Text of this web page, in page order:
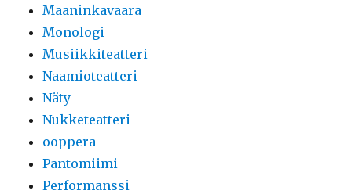
Maaninkavaara
Monologi
Musiikkiteatteri
Naamioteatteri
Näty
Nukketeatteri
ooppera
Pantomiimi
Performanssi